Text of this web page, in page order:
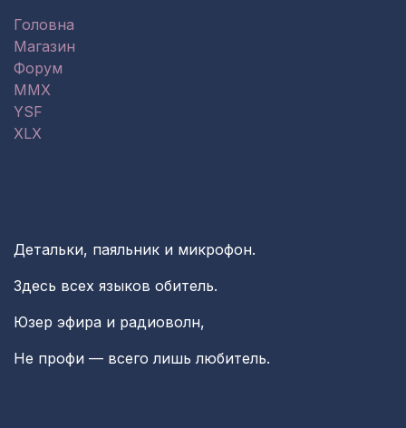
Головна
Магазин
Форум
MMX
YSF
XLX
Детальки, паяльник и микрофон.
Здесь всех языков обитель.
Юзер эфира и радиоволн,
Не профи — всего лишь любитель.